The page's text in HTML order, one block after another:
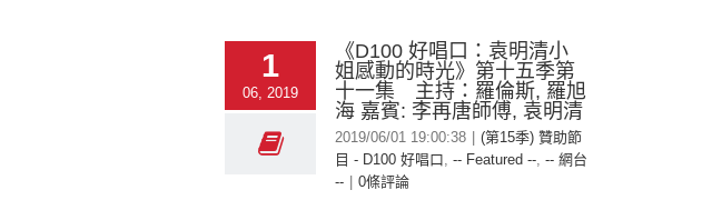
1
06, 2019
《D100 好唱口：袁明清小
姐感動的時光》第十五季第
十一集 主持：羅倫斯, 羅旭
海 嘉賓: 李再唐師傅, 袁明清
2019/06/01 19:00:38
(第15季) 贊助節
目 - D100 好唱口, -- Featured --, -- 網台
--
0條評論